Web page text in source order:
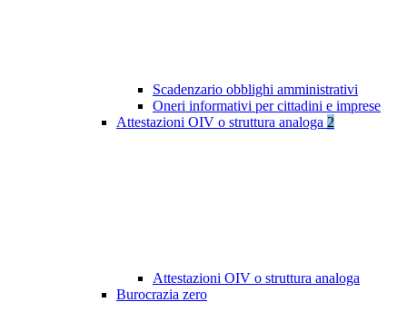
Scadenzario obblighi amministrativi
Oneri informativi per cittadini e imprese
Attestazioni OIV o struttura analoga 2
Attestazioni OIV o struttura analoga
Burocrazia zero